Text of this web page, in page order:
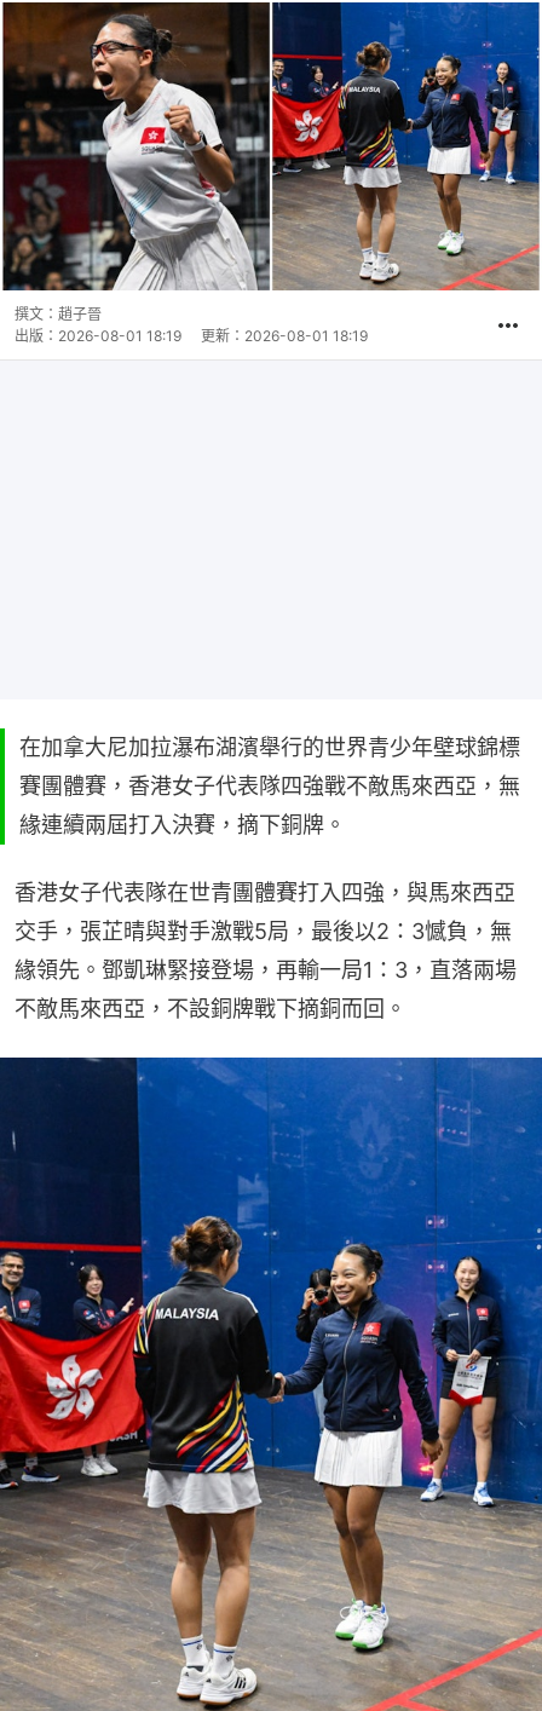
撰文： 趙子晉
出版： 2026-08-01 18:19 更新： 2026-08-01 18:19
在加拿大尼加拉瀑布湖濱舉行的世界青少年壁球錦標
賽團體賽，香港女子代表隊四強戰不敵馬來西亞，無
緣連續兩屆打入決賽，摘下銅牌。
香港女子代表隊在世青團體賽打入四強，與馬來西亞
交手，張芷晴與對手激戰5局，最後以2：3憾負，無
緣領先。鄧凱琳緊接登場，再輸一局1：3，直落兩場
不敵馬來西亞，不設銅牌戰下摘銅而回。